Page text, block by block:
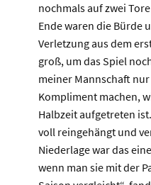
nochmals auf zwei
Ende waren die Bürde
Verletzung aus dem
groß, um das Spiel
meiner Mannschaft
Kompliment machen,
Halbzeit aufgetreten
voll reingehängt und
Niederlage war das
wenn man sie mit der